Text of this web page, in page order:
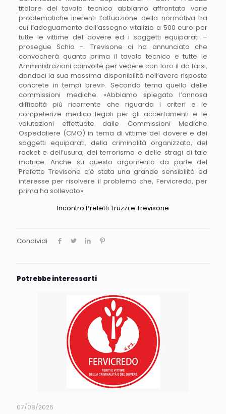
titolare del tavolo tecnico abbiamo affrontato varie
problematiche inerenti l’attuazione della normativa tra
cui l’adeguamento dell’assegno vitalizio a 500 euro per
tutte le vittime del dovere ed i soggetti equiparati –
prosegue Schio -. Trevisone ci ha annunciato che
convocherà quanto prima il tavolo tecnico e tutte le
Amministrazioni coinvolte per vedere con loro il da farsi,
dandoci la sua massima disponibilità nell’avere risposte
concrete in tempi brevi». Secondo tema quello delle
commissioni mediche. «Abbiamo spiegato l’annosa
difficoltà più ricorrente che riguarda i criteri e le
competenze medico-legali per gli accertamenti e le
valutazioni effettuate dalle Commissioni Mediche
Ospedaliere (CMO) in tema di vittime del dovere e dei
soggetti equiparati, della criminalità organizzata, del
racket e dell’usura, del terrorismo e delle stragi di tale
matrice. Anche su questo argomento da parte del
Prefetto Trevisone c’è stata una grande sensibilità ed
interesse per risolvere il problema che, Fervicredo, per
prima ha sollevato».
Incontro Prefetti Truzzi e Trevisone
Condividi
Potrebbe interessarti
07/08/2026